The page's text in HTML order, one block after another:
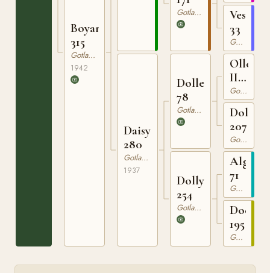
Boyan
315
Gotlandsruss
1942
Daisy
280
Gotlandsruss
1937
Gotlandsruss
Dolle
78
Gotlandsruss
Dolly
254
Gotlandsruss
Vesta
33
Gotlandsruss
Olle
III
63Gotlandsruss
Dolla
207
Gotlandsruss
Algo
71
Gotlandsruss
Docka
195
Gotlandsruss